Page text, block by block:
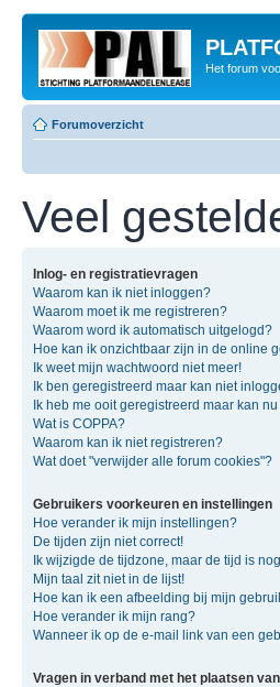
Het forum
Forumoverzicht
Veel
Inlog- en registratievragen
Waarom kan ik niet inloggen?
Waarom moet ik me registreren?
Waarom word ik automatisch uitgelogd?
Hoe kan ik onzichtbaar zijn in de online
Ik weet mijn wachtwoord niet meer!
Ik ben geregistreerd maar kan niet
Ik heb me ooit geregistreerd maar kan
Wat is COPPA?
Waarom kan ik niet registreren?
Wat doet "verwijder alle forum cookies"?
Gebruikers voorkeuren en instellingen
Hoe verander ik mijn instellingen?
De tijden zijn niet correct!
Ik wijzigde de tijdzone, maar de tijd is
Mijn taal zit niet in de lijst!
Hoe kan ik een afbeelding bij mijn
Hoe verander ik mijn rang?
Wanneer ik op de e-mail link van een
Vragen in verband met het plaatsen